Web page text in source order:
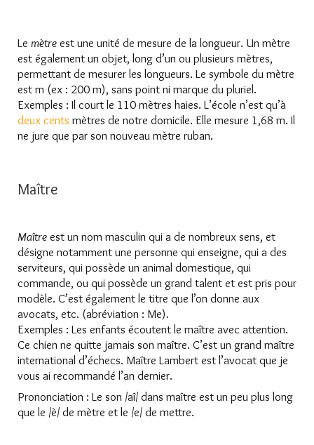
Le mètre est une unité de mesure de la longueur. Un mètre
est également un objet, long d’un ou plusieurs mètres,
permettant de mesurer les longueurs. Le symbole du mètre
est m (ex : 200 m), sans point ni marque du pluriel.
Exemples : Il court le 110 mètres haies. L’école n’est qu’à
deux cents mètres de notre domicile. Elle mesure 1,68 m. Il
ne jure que par son nouveau mètre ruban.
Maître
Maître est un nom masculin qui a de nombreux sens, et
désigne notamment une personne qui enseigne, qui a des
serviteurs, qui possède un animal domestique, qui
commande, ou qui possède un grand talent et est pris pour
modèle. C’est également le titre que l’on donne aux
avocats, etc. (abréviation : Me).
Exemples : Les enfants écoutent le maître avec attention.
Ce chien ne quitte jamais son maître. C’est un grand maître
international d’échecs. Maître Lambert est l’avocat que je
vous ai recommandé l’an dernier.
Prononciation : Le son /aî/ dans maître est un peu plus long
que le /è/ de mètre et le /e/ de mettre.